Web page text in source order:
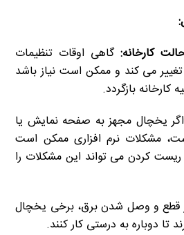
کارخانه:گاهی اوقات تنظیمات
می کند و ممکن است نیاز باشد
کارخانه بازگردد.
یخچال مجهز به صفحه نمایش یا
مشکلات نرم افزاری ممکن است
ریست کردن می تواند این مشکلات را
قطع و وصل شدن برق، برخی یخچال
تا دوباره به درستی کار کنند.